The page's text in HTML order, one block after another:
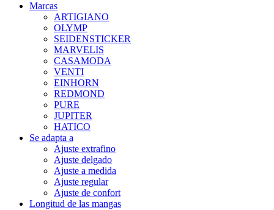
Marcas
ARTIGIANO
OLYMP
SEIDENSTICKER
MARVELIS
CASAMODA
VENTI
EINHORN
REDMOND
PURE
JUPITER
HATICO
Se adapta a
Ajuste extrafino
Ajuste delgado
Ajuste a medida
Ajuste regular
Ajuste de confort
Longitud de las mangas